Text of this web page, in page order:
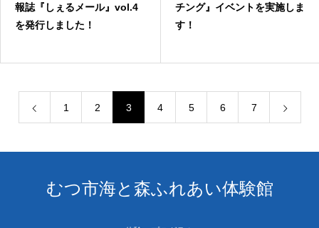
報誌『しぇるメール』vol.4
を発行しました！
チング』イベントを実施しま
す！
1 2 3 4 5 6 7
むつ市海と森ふれあい体験館